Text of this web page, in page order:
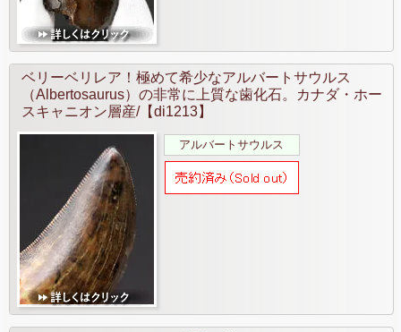
ベリーベリレア！極めて希少なアルバートサウルス
（Albertosaurus）の非常に上質な歯化石。カナダ・ホー
スキャニオン層産/【di1213】
アルバートサウルス